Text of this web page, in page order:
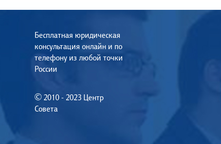
Бесплатная юридическая
консультация онлайн и по
телефону из любой точки
России
© 2010 - 2023 Центр
Совета